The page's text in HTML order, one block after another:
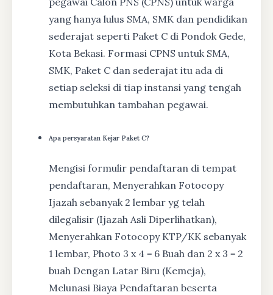
yang hanya lulus SMA, SMK dan pendidikan
sederajat seperti Paket C di Pondok Gede,
Kota Bekasi. Formasi CPNS untuk SMA,
SMK, Paket C dan sederajat itu ada di
setiap seleksi di tiap instansi yang tengah
membutuhkan tambahan pegawai.
Apa persyaratan Kejar Paket C?
Mengisi formulir pendaftaran di tempat
pendaftaran, Menyerahkan Fotocopy
Ijazah sebanyak 2 lembar yg telah
dilegalisir (Ijazah Asli Diperlihatkan),
Menyerahkan Fotocopy KTP/KK sebanyak
1 lembar, Photo 3 x 4 = 6 Buah dan 2 x 3 = 2
buah Dengan Latar Biru (Kemeja),
Melunasi Biaya Pendaftaran beserta